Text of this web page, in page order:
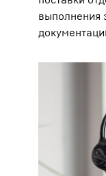
выполнения